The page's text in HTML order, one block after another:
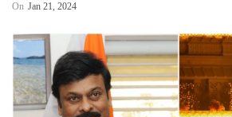
On Jan 21, 2024